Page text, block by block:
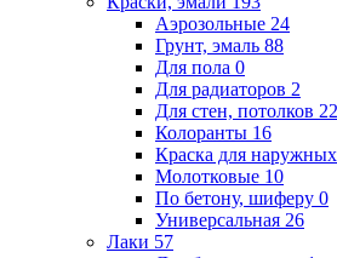
Аэрозольные 24
Грунт, эмаль 88
Для пола 0
Для радиаторов 2
Для стен, потолков 22
Колоранты 16
Краска для
Молотковые 10
По бетону, шиферу 0
Универсальная 26
Лаки 57